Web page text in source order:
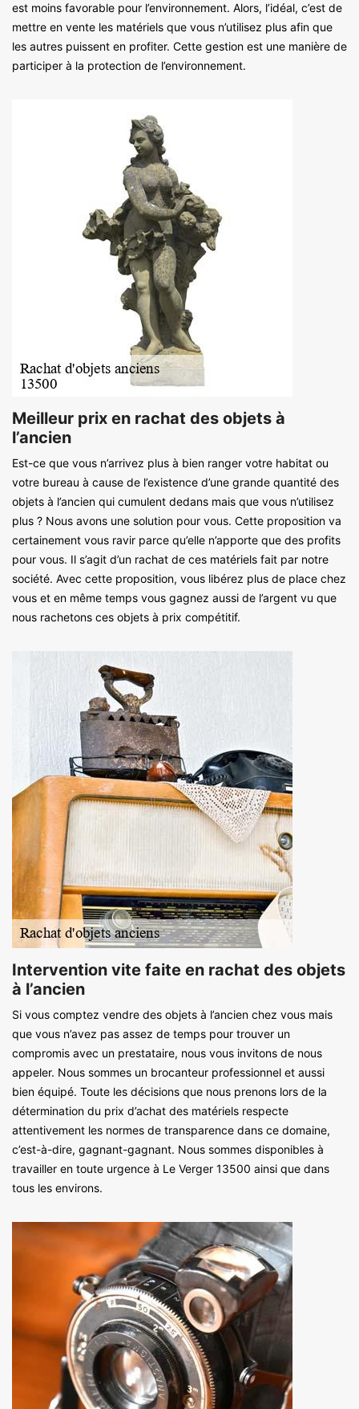
est moins favorable pour l’environnement. Alors, l’idéal, c’est de
mettre en vente les matériels que vous n’utilisez plus afin que
les autres puissent en profiter. Cette gestion est une manière de
participer à la protection de l’environnement.
Meilleur prix en rachat des objets à
l’ancien
Est-ce que vous n’arrivez plus à bien ranger votre habitat ou
votre bureau à cause de l’existence d’une grande quantité des
objets à l’ancien qui cumulent dedans mais que vous n’utilisez
plus ? Nous avons une solution pour vous. Cette proposition va
certainement vous ravir parce qu’elle n’apporte que des profits
pour vous. Il s’agit d’un rachat de ces matériels fait par notre
société. Avec cette proposition, vous libérez plus de place chez
vous et en même temps vous gagnez aussi de l’argent vu que
nous rachetons ces objets à prix compétitif.
Intervention vite faite en rachat des objets
à l’ancien
Si vous comptez vendre des objets à l’ancien chez vous mais
que vous n’avez pas assez de temps pour trouver un
compromis avec un prestataire, nous vous invitons de nous
appeler. Nous sommes un brocanteur professionnel et aussi
bien équipé. Toute les décisions que nous prenons lors de la
détermination du prix d’achat des matériels respecte
attentivement les normes de transparence dans ce domaine,
c’est-à-dire, gagnant-gagnant. Nous sommes disponibles à
travailler en toute urgence à Le Verger 13500 ainsi que dans
tous les environs.